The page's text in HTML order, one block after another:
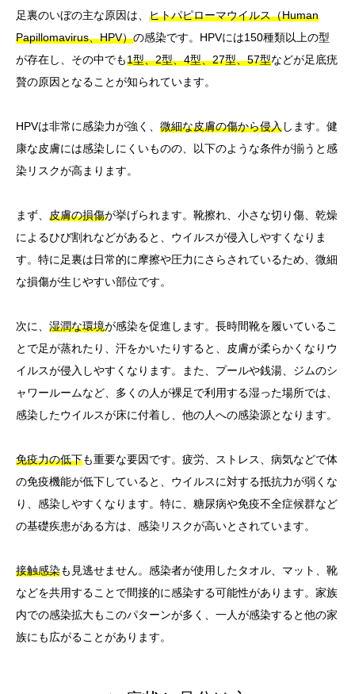
足裏のいぼの主な原因は、 ヒトパピローマウイルス（Human
Papillomavirus、HPV）の感染です。HPVには150種類以上の型
が存在し、その中でも1型、2型、4型、27型、57型などが足底疣
贅の原因となることが知られています。
HPVは非常に感染力が強く、 微細な皮膚の傷から侵入します。健
康な皮膚には感染しにくいものの、以下のような条件が揃うと感
染リスクが高まります。
まず、 皮膚の損傷が挙げられます。靴擦れ、小さな切り傷、乾燥
によるひび割れなどがあると、ウイルスが侵入しやすくなりま
す。特に足裏は日常的に摩擦や圧力にさらされているため、微細
な損傷が生じやすい部位です。
次に、 湿潤な環境が感染を促進します。長時間靴を履いているこ
とで足が蒸れたり、汗をかいたりすると、皮膚が柔らかくなりウ
イルスが侵入しやすくなります。また、プールや銭湯、ジムのシ
ャワールームなど、多くの人が裸足で利用する湿った場所では、
感染したウイルスが床に付着し、他の人への感染源となります。
免疫力の低下も重要な要因です。疲労、ストレス、病気などで体
の免疫機能が低下していると、ウイルスに対する抵抗力が弱くな
り、感染しやすくなります。特に、糖尿病や免疫不全症候群など
の基礎疾患がある方は、感染リスクが高いとされています。
接触感染も見逃せません。感染者が使用したタオル、マット、靴
などを共用することで間接的に感染する可能性があります。家族
内での感染拡大もこのパターンが多く、一人が感染すると他の家
族にも広がることがあります。